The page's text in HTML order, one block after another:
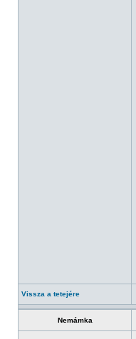
Vissza a tetejére
Nemámka